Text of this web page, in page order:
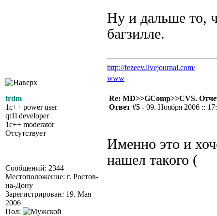
Ну и дальше то,
багзилле.
http://fezeev.livejournal.com/
www
trdm
1c++ power user
qt1l developer
1c++ moderator
Отсутствует
Сообщений: 2344
Местоположение: г. Ростов-
на-Дону
Зарегистрирован: 19. Мая
2006
Пол:
Re: MD>>GComp>>CVS.
Ответ #5 - 09. Ноября 2006 ::
Именно это и
нашел такого (